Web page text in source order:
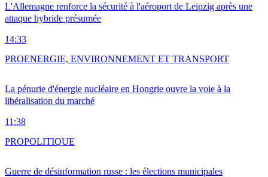
L'Allemagne renforce la sécurité à l'aéroport de Leipzig après une
attaque hybride présumée
14:33
La pénurie d'énergie nucléaire en Hongrie ouvre la voie à la
libéralisation du marché
11:38
PROENERGIE, ENVIRONNEMENT ET TRANSPORT
Guerre de désinformation russe : les élections municipales
PROPOLITIQUE